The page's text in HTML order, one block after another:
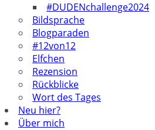
#DUDENchallenge2024
Bildsprache
Blogparaden
#12von12
Elfchen
Rezension
Rückblicke
Wort des Tages
Neu hier?
Über mich